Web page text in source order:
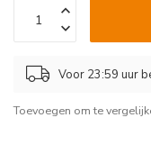
Voor 23:59 uur
Toevoegen om te